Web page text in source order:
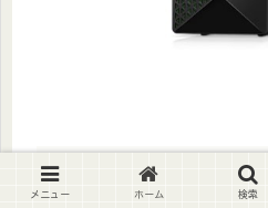
Vostro スモールデスクトップ(3020)
メニュー ホーム 検索